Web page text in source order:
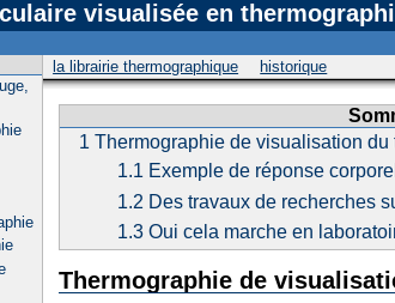
visualisée en
la librairie thermographique historique
1 Thermographie de visualisation
1.1 Exemple de réponse
1.2 Des travaux de recherches
1.3 Oui cela marche en
Thermographie de